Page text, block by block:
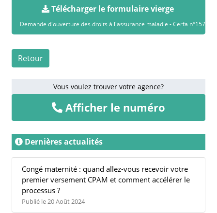
Télécharger le formulaire vierge
Demande d'ouverture des droits à l'assurance maladie - Cerfa
Retour
Vous voulez trouver votre agence?
Afficher le numéro
Dernières actualités
Congé maternité : quand allez-vous recevoir votre
premier versement CPAM et comment accélérer le
processus ?
Publié le 20 Août 2024